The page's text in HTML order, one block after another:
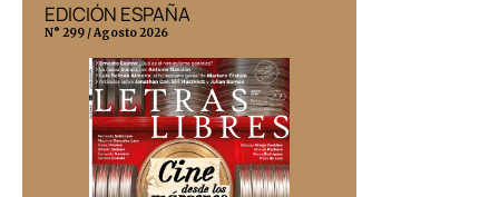
EDICIÓN ESPAÑA
N° 299 / Agosto 2026